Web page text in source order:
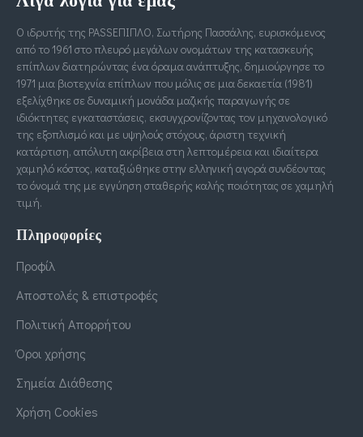
Ο ιδρυτής της PASSΕΠΙΠΛΟ, Σωτήρης Πασσάλης, ευρισκόμενος
από το 1961 στο πλευρό μεγάλων ονομάτων της κατασκευής
επίπλων διατηρώντας ένα όραμα ανάπτυξης, δημιούργησε το
1971 μια βιοτεχνία επίπλων που μόλις σε μια δεκαετία (1981)
εξελίχθηκε σε δυναμική μονάδα μαζικής παραγωγής σε
ιδιόκτητες εγκαταστάσεις, εκσυγχρονίζοντας τον μηχανολογικό
της εξοπλισμό και με υψηλούς στόχους, άριστη τεχνική
κατάρτιση, απόλυτη ακρίβεια στη λεπτομέρεια και ιδιαίτερα
χαμηλό κόστος, καταξιώθηκε στην ελληνική αγορά συνδέοντας
το όνομά της με εγγύηση σταθερής καλής ποιότητας σε χαμηλή
τιμή.
Πληροφορίες
Προφίλ
Αποστολές & επιστροφές
Πολιτική Απορρήτου
Όροι χρήσης
Σημεία Διάθεσης
Χρήση Cookies